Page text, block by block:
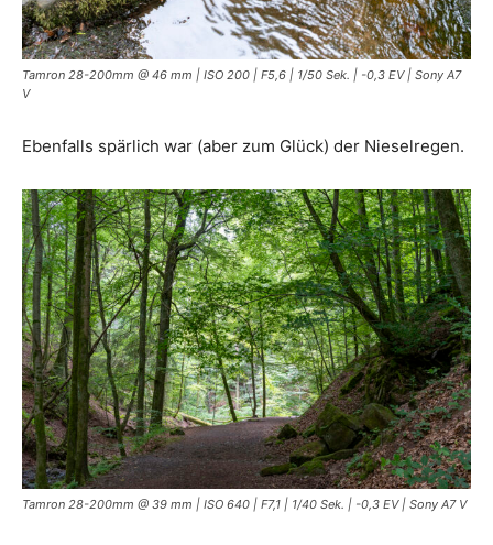
Tamron 28-200mm @ 46 mm | ISO 200 | F5,6 | 1/50 Sek. | -0,3 EV | Sony A7
V
Ebenfalls spärlich war (aber zum Glück) der Nieselregen.
Tamron 28-200mm @ 39 mm | ISO 640 | F7,1 | 1/40 Sek. | -0,3 EV | Sony A7 V